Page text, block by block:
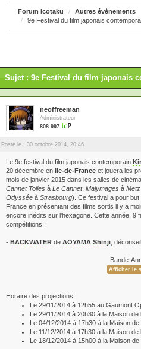
Forum Icotaku
Autres évènements
9e Festival du film japonais
Sujet : 9e Festival du film japonais
neoffreeman
Administrateur
808 997
Posté le : 30 octobre 2014, 20:46.
Le 9e festival du film japonais contemporain
20 décembre en Ile-de-France et jouera les
mois de janvier 2015 dans les salles de
Cannet Toiles à Le Cannet, Malymages à Metz
Odyssée à Strasbourg). Ce festival a pour
France en présentant des films sortis il y a
encore inédits sur l'hexagone. Cette année, 9
compétitions :
- BACKWATER de AOYAMA Shinji ,
Bande-
Horaire des projections :
Le 29/11/2014 à 12h55 au Gaumont
Le 29/11/2014 à 20h30 à la Maison
Le 04/12/2014 à 17h30 à la Maison
Le 11/12/2014 à 17h30 à la Maison
Le 18/12/2014 à 15h00 à la Maison